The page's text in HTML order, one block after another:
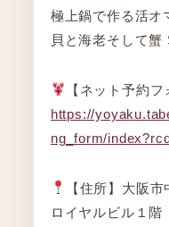
極上鍋で作る活オ
貝と海老そして
【ネット予約フ
https://
ng_form/
【住所】大阪
ロイヤルビル１階